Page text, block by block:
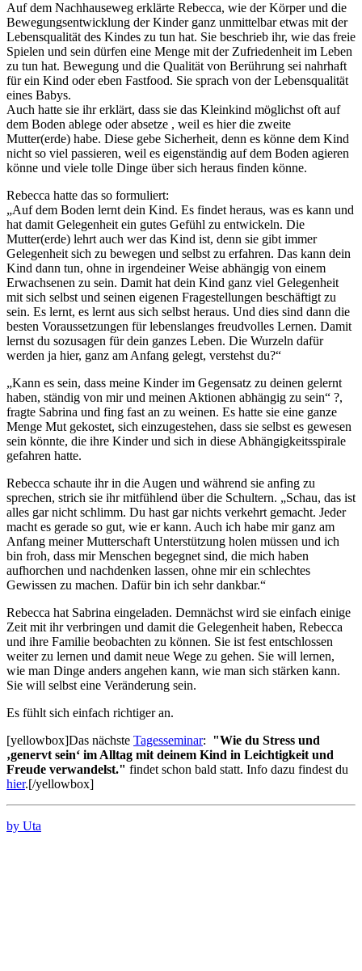
Auf dem Nachhauseweg erklärte Rebecca, wie der Körper und die
Bewegungsentwicklung der Kinder ganz unmittelbar etwas mit der
Lebensqualität des Kindes zu tun hat. Sie beschrieb ihr, wie das freie
Spielen und sein dürfen eine Menge mit der Zufriedenheit im Leben
zu tun hat. Bewegung und die Qualität von Berührung sei nahrhaft
für ein Kind oder eben Fastfood. Sie sprach von der Lebensqualität
eines Babys.
Auch hatte sie ihr erklärt, dass sie das Kleinkind möglichst oft auf
dem Boden ablege oder absetze , weil es hier die zweite
Mutter(erde) habe. Diese gebe Sicherheit, denn es könne dem Kind
nicht so viel passieren, weil es eigenständig auf dem Boden agieren
könne und viele tolle Dinge über sich heraus finden könne.
Rebecca hatte das so formuliert:
„Auf dem Boden lernt dein Kind. Es findet heraus, was es kann und
hat damit Gelegenheit ein gutes Gefühl zu entwickeln. Die
Mutter(erde) lehrt auch wer das Kind ist, denn sie gibt immer
Gelegenheit sich zu bewegen und selbst zu erfahren. Das kann dein
Kind dann tun, ohne in irgendeiner Weise abhängig von einem
Erwachsenen zu sein. Damit hat dein Kind ganz viel Gelegenheit
mit sich selbst und seinen eigenen Fragestellungen beschäftigt zu
sein. Es lernt, es lernt aus sich selbst heraus. Und dies sind dann die
besten Voraussetzungen für lebenslanges freudvolles Lernen. Damit
lernst du sozusagen für dein ganzes Leben. Die Wurzeln dafür
werden ja hier, ganz am Anfang gelegt, verstehst du?“
„Kann es sein, dass meine Kinder im Gegensatz zu deinen gelernt
haben, ständig von mir und meinen Aktionen abhängig zu sein“ ?,
fragte Sabrina und fing fast an zu weinen. Es hatte sie eine ganze
Menge Mut gekostet, sich einzugestehen, dass sie selbst es gewesen
sein könnte, die ihre Kinder und sich in diese Abhängigkeitsspirale
gefahren hatte.
Rebecca schaute ihr in die Augen und während sie anfing zu
sprechen, strich sie ihr mitfühlend über die Schultern. „Schau, das ist
alles gar nicht schlimm. Du hast gar nichts verkehrt gemacht. Jeder
macht es gerade so gut, wie er kann. Auch ich habe mir ganz am
Anfang meiner Mutterschaft Unterstützung holen müssen und ich
bin froh, dass mir Menschen begegnet sind, die mich haben
aufhorchen und nachdenken lassen, ohne mir ein schlechtes
Gewissen zu machen. Dafür bin ich sehr dankbar.“
Rebecca hat Sabrina eingeladen. Demnächst wird sie einfach einige
Zeit mit ihr verbringen und damit die Gelegenheit haben, Rebecca
und ihre Familie beobachten zu können. Sie ist fest entschlossen
weiter zu lernen und damit neue Wege zu gehen. Sie will lernen,
wie man Dinge anders angehen kann, wie man sich stärken kann.
Sie will selbst eine Veränderung sein.
Es fühlt sich einfach richtiger an.
[yellowbox]Das nächste Tagesseminar: "Wie du Stress und
‚genervt sein‘ im Alltag mit deinem Kind in Leichtigkeit und
Freude verwandelst." findet schon bald statt. Info dazu findest du
hier.[/yellowbox]
by Uta